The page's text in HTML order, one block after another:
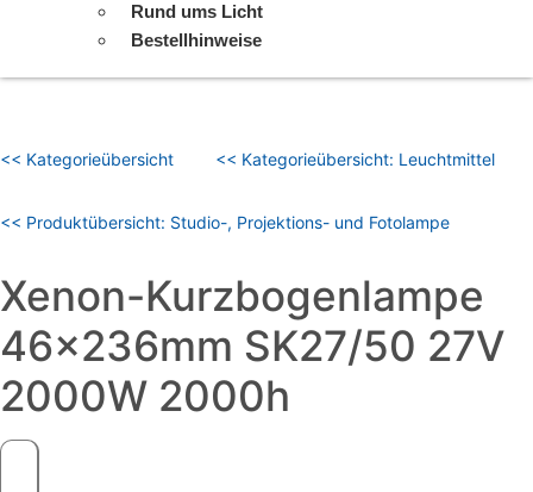
Rund ums Licht
Bestellhinweise
<< Kategorieübersicht << Kategorieübersicht: Leuchtmittel
<< Produktübersicht: Studio-, Projektions- und Fotolampe
Xenon-Kurzbogenlampe
46x236mm SK27/50 27V
2000W 2000h